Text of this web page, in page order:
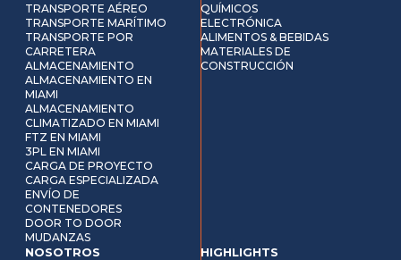
TRANSPORTE AÉREO
TRANSPORTE MARÍTIMO
TRANSPORTE POR
CARRETERA
ALMACENAMIENTO
ALMACENAMIENTO EN
MIAMI
ALMACENAMIENTO
CLIMATIZADO EN MIAMI
FTZ EN MIAMI
3PL EN MIAMI
CARGA DE PROYECTO
CARGA ESPECIALIZADA
ENVÍO DE
CONTENEDORES
DOOR TO DOOR
MUDANZAS
QUÍMICOS
ELECTRÓNICA
ALIMENTOS & BEBIDAS
MATERIALES DE
CONSTRUCCIÓN
NOSOTROS HIGHLIGHTS